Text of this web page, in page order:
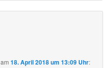
am18. April 2018 um 13:09 Uhr: